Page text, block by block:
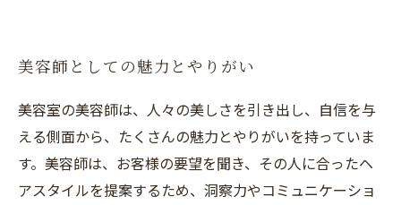
美容師としての魅力とやりがい
美容室の美容師は、人々の美しさを引き出し、自信を与
える側面から、たくさんの魅力とやりがいを持っていま
す。美容師は、お客様の要望を聞き、その人に合ったヘ
アスタイルを提案するため、洞察力やコミュニケーショ